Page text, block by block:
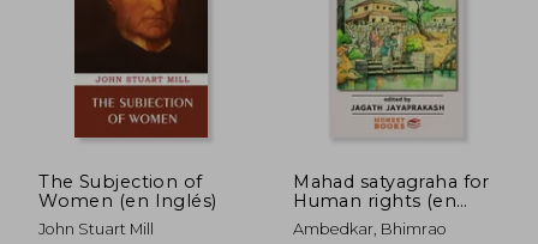
45%
dcto.
The Subjection of
Women (en Inglés)
John Stuart Mill
Mahad satyagraha for
Human rights (en
Inglés)
Ambedkar, Bhimrao